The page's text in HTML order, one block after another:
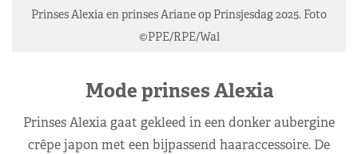
Prinses Alexia en prinses Ariane op Prinsjesdag 2025. Foto
©PPE/RPE/Wal
Mode prinses Alexia
Prinses Alexia gaat gekleed in een donker aubergine
crêpe japon met een bijpassend haaraccessoire. De